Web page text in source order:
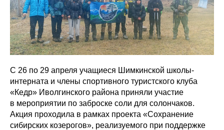
С 26 по 29 апреля учащиеся Шимкинской школы-
интерната и члены спортивного туристского клуба
«Кедр» Иволгинского района приняли участие
в мероприятии по заброске соли для солончаков.
Акция проходила в рамках проекта «Сохранение
сибирских козерогов», реализуемого при поддержке